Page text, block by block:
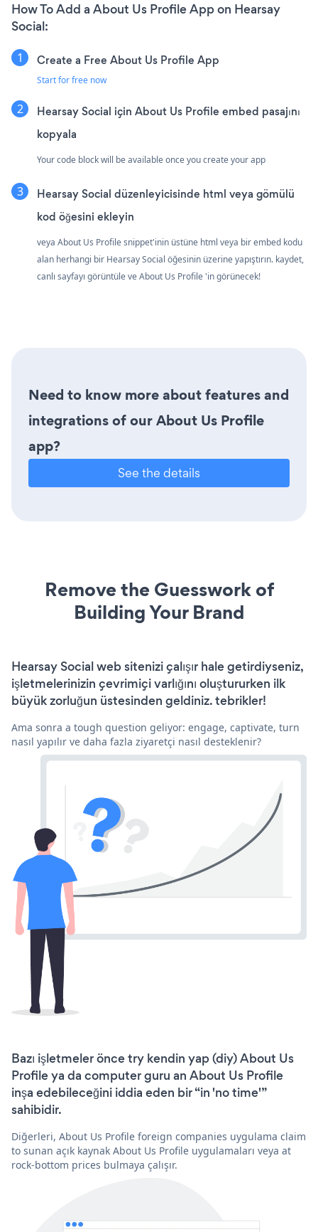
How To Add a About Us Profile App on Hearsay
Social:
Create a Free About Us Profile App
Start for free now
Hearsay Social için About Us Profile embed pasajını
kopyala
Your code block will be available once you create your app
Hearsay Social düzenleyicisinde html veya gömülü
kod öğesini ekleyin
veya About Us Profile snippet'inin üstüne html veya bir embed kodu
alan herhangi bir Hearsay Social öğesinin üzerine yapıştırın. kaydet,
canlı sayfayı görüntüle ve About Us Profile 'in görünecek!
Need to know more about features and
integrations of our About Us Profile
app?
See the details
Remove the Guesswork of
Building Your Brand
Hearsay Social web sitenizi çalışır hale getirdiyseniz,
işletmelerinizin çevrimiçi varlığını oluştururken ilk
büyük zorluğun üstesinden geldiniz. tebrikler!
Ama sonra a tough question geliyor: engage, captivate, turn
nasıl yapılır ve daha fazla ziyaretçi nasıl desteklenir?
Bazı işletmeler önce try kendin yap (diy) About Us
Profile ya da computer guru an About Us Profile
inşa edebileceğini iddia eden bir “in 'no time'”
sahibidir.
Diğerleri, About Us Profile foreign companies uygulama claim
to sunan açık kaynak About Us Profile uygulamaları veya at
rock-bottom prices bulmaya çalışır.